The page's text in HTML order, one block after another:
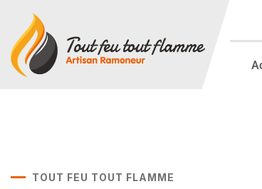
TOUT FEU TOUT FLAMME